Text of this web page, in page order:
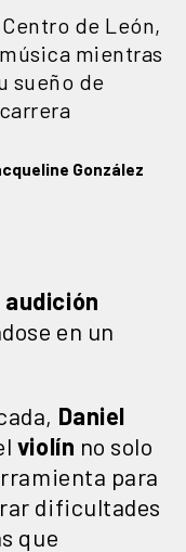
de León,
mientras
sueño de
González
audición
en un
Daniel
violín no solo
para
dificultades
que